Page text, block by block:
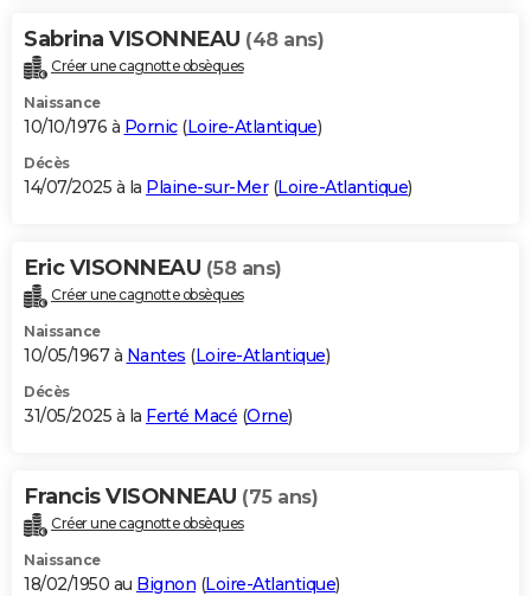
Carte de Noël
Carte Bonne année
Carte Saint-Valentin
Carte Pâques
Carte d'anniversaire
DICTIONNAIRE
Dictionnaire
Biographies
Citations
Expressions
Proverbes
PROGRAMME TV
S'inscrire
Se connecter
Lycées
Collèges
Primaires
Universités
Entreprises
Service militaire
Avis de recherche
AVIS DE DÉCÈS
Bricolage
Lifestyle
Culture
Sport
Auto
Television
Voyage
Cinema
Sabrina VISONNEAU (48 ans)
Créer une cagnotte obsèques
Naissance
10/10/1976 à Pornic(Loire-Atlantique)
Décès
14/07/2025 à la Plaine-sur-Mer(Loire-Atlantique)
Eric VISONNEAU (58 ans)
Créer une cagnotte obsèques
Naissance
10/05/1967 à Nantes (Loire-Atlantique)
Décès
31/05/2025 à la Ferté Macé (Orne)
Francis VISONNEAU (75 ans)
Créer une cagnotte obsèques
Naissance
18/02/1950 au Bignon (Loire-Atlantique)